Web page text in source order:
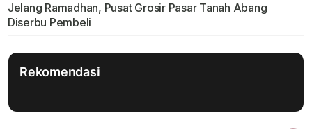
Jelang Ramadhan, Pusat Grosir Pasar Tanah Abang
Diserbu Pembeli
Rekomendasi